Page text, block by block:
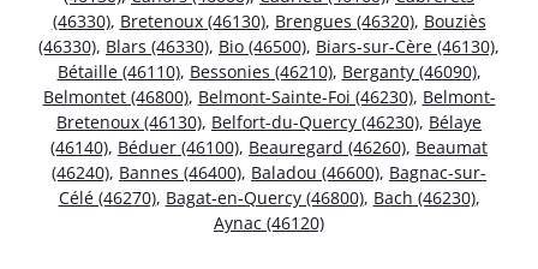
(46330), Bretenoux (46130), Brengues (46320), Bouziès
(46330), Blars (46330), Bio (46500), Biars-sur-Cère (46130),
Bétaille (46110), Bessonies (46210), Berganty (46090),
Belmontet (46800), Belmont-Sainte-Foi (46230), Belmont-
Bretenoux (46130), Belfort-du-Quercy (46230), Bélaye
(46140), Béduer (46100), Beauregard (46260), Beaumat
(46240), Bannes (46400), Baladou (46600), Bagnac-sur-
Célé (46270), Bagat-en-Quercy (46800), Bach (46230),
Aynac (46120)